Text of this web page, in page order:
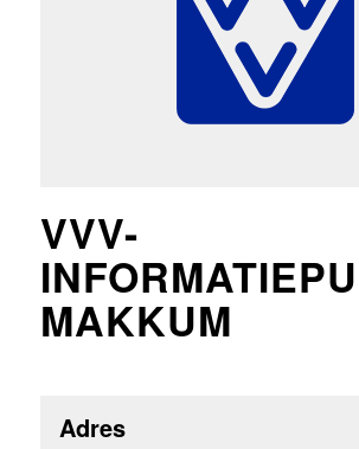
VVV-
MAKKUM
Adres